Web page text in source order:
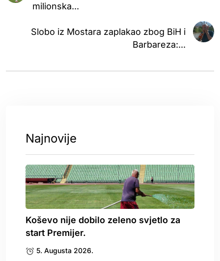
milionska...
Slobo iz Mostara zaplakao zbog BiH i
Barbareza:...
Najnovije
Koševo nije dobilo zeleno svjetlo za
start Premijer.
5. Augusta 2026.